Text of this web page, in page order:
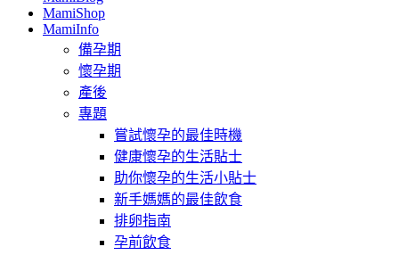
MamiShop
MamiInfo
備孕期
懷孕期
產後
專題
嘗試懷孕的最佳時機
健康懷孕的生活貼士
助你懷孕的生活小貼士
新手媽媽的最佳飲食
排卵指南
孕前飲食